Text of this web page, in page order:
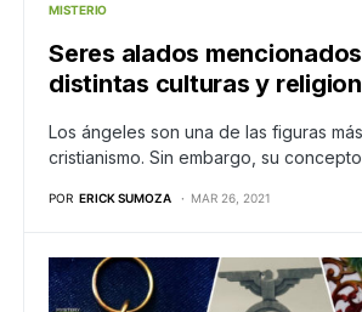
MISTERIO
Seres alados
distintas culturas y
Los ángeles son una de las figuras
cristianismo. Sin embargo, su
POR ERICK SUMOZA MAR 26, 2021